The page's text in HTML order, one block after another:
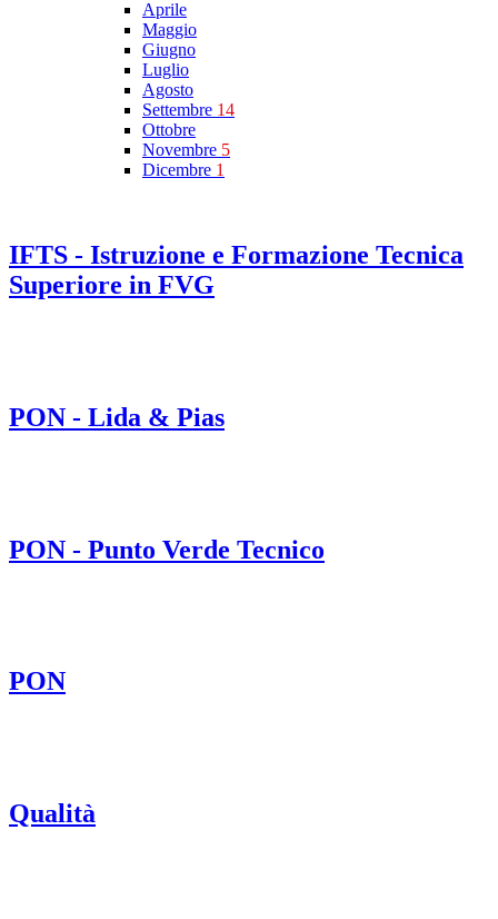
Aprile
Maggio
Giugno
Luglio
Agosto
Settembre 14
Ottobre
Novembre 5
Dicembre 1
IFTS - Istruzione e Formazione Tecnica
Superiore in FVG
PON - Lida & Pias
PON - Punto Verde Tecnico
PON
Qualità